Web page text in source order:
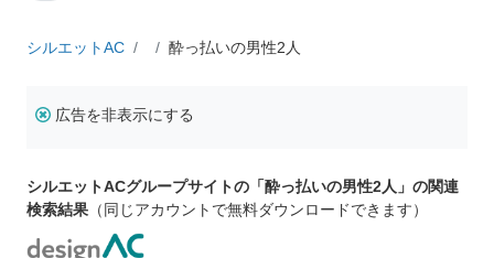
シルエットAC 酔っ払いの男性2人
広告を非表示にする
シルエットACグループサイトの「酔っ払いの男性2人」の関連
検索結果 （同じアカウントで無料ダウンロードできます）